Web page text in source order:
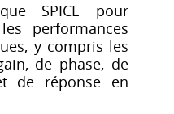
SPICE pour
performances
y compris les
de phase, de
de réponse en